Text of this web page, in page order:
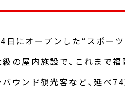
にオープンした“スポーツ
の屋内施設で、これまで福
ウンド観光客など、延べ